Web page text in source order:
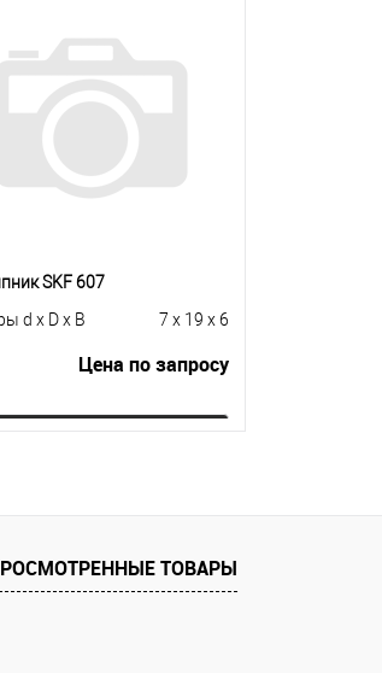
в 1 клик
К сравнению
В наличии
SKF 607
d x D x B
7 x 19 x 6
Цена по запросу
в 1 клик
К сравнению
Под заказТОВАРЫ